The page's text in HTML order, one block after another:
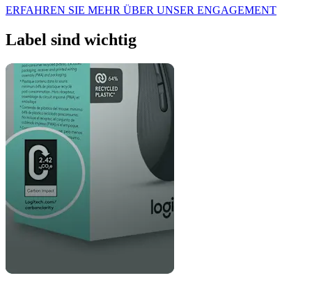
ERFAHREN SIE MEHR ÜBER UNSER ENGAGEMENT
Label sind wichtig